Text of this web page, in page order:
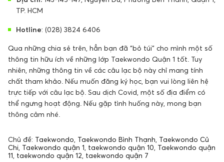
TP. HCM
Hotline: (028) 3824 6406
Qua những chia sẻ trên, hẳn bạn đã “bỏ túi” cho mình một số
thông tin hữu ích về những lớp Taekwondo Quận 1 tốt. Tuy
nhiên, những thông tin về các câu lạc bộ này chỉ mang tính
chất tham khảo. Nếu muốn đăng ký học, bạn vui lòng liên hệ
trực tiếp với câu lạc bộ. Sau dịch Covid, một số địa điểm có
thể ngưng hoạt động. Nếu gặp tình huống này, mong bạn
thông cảm nhé.
Chủ đề: Taekwondo Taekwondo Bình Thạnh Taekwondo Củ
Chi Taekwondo quận 1 taekwondo quận 10 Taekwondo quận
11 taekwondo quận 12 taekwondo quận 7